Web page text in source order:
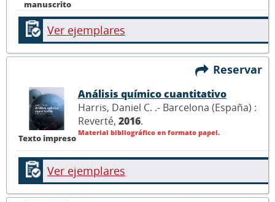
manuscrito
Ver ejemplares
Reservar
Texto impreso
Análisis químico cuantitativo
Harris, Daniel C. .- Barcelona (España) :
Reverté, 2016.
Material bibliográfico en formato papel.
Ver ejemplares